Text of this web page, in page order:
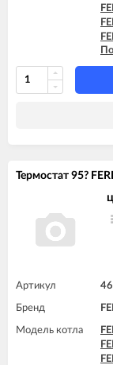
Термостат 95?
Артикул
Бренд
Модель котла